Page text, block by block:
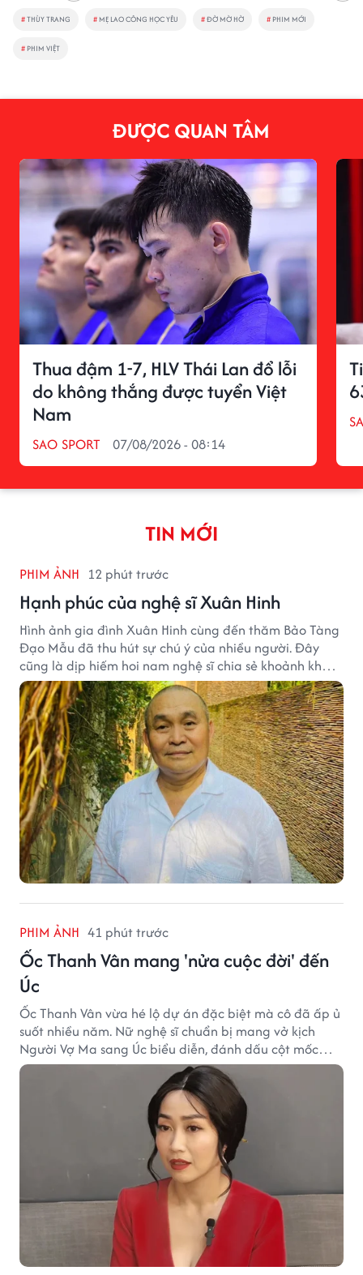
#THÙY TRANG # MẸ LAO CÔNG HỌC YÊU #ĐỜ MỜ HỜ # PHIM MỚI
# PHIM VIỆT
ĐƯỢC QUAN TÂM
Thua đậm 1-7, HLV Thái Lan đổ lỗi
do không thắng được tuyển Việt
Nam
SAO SPORT 07/08/2026 - 08:14
TIN MỚI
PHIM ẢNH 12 phút trước
Hạnh phúc của nghệ sĩ Xuân Hinh
Hình ảnh gia đình Xuân Hinh cùng đến thăm Bảo Tàng
Đạo Mẫu đã thu hút sự chú ý của nhiều người. Đây
cũng là dịp hiếm hoi nam nghệ sĩ chia sẻ khoảnh khắc
sum họp bên người thân tại công trình văn hóa tâm
huyết của mình.
PHIM ẢNH 41 phút trước
Ốc Thanh Vân mang 'nửa cuộc đời' đến
Úc
Ốc Thanh Vân vừa hé lộ dự án đặc biệt mà cô đã ấp ủ
suốt nhiều năm. Nữ nghệ sĩ chuẩn bị mang vở kịch
Người Vợ Ma sang Úc biểu diễn, đánh dấu cột mốc
đáng nhớ trong hành trình làm nghề.